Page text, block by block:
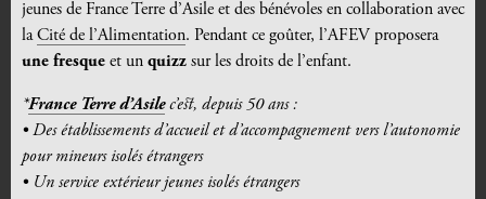
jeunes de France Terre d’Asile et des bénévoles en collaboration avec
laCité de l’Alimentation. Pendant ce goûter, l’AFEV proposera
une fresque et un quizz sur les droits de l’enfant.
*France Terre d’Asilec’est, depuis 50 ans :
• Des établissements d’accueil et d’accompagnement vers l’autonomie
pour mineurs isolés étrangers
• Un service extérieur jeunes isolés étrangers